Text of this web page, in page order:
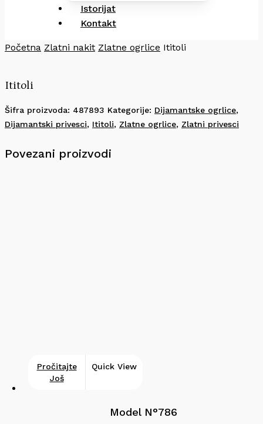
Istorijat
Kontakt
Početna Zlatni nakit Zlatne ogrlice Ititoli
Ititoli
Šifra proizvoda: 487893 Kategorije: Dijamantske ogrlice,
Dijamantski privesci, Ititoli, Zlatne ogrlice, Zlatni privesci
Povezani proizvodi
Pročitajte
Još
Quick View
Model N°786